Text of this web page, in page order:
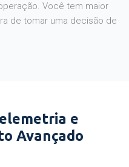
Você tem maior
de tomar uma decisão de
e
Avançado